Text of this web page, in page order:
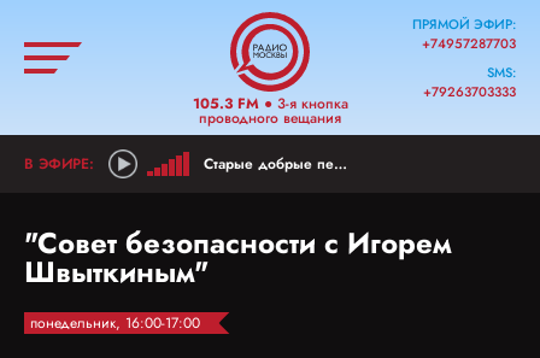
105.3 FM● 3-я кнопка
проводного вещания
ПРЯМОЙ ЭФИР:
+74957287703
SMS:
+79263703333
Старые добрые песни
"Совет безопасности с Игорем
Швыткиным"
понедельник, 16:00-17:00